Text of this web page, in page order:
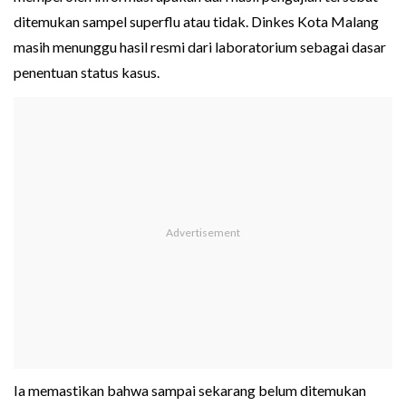
ditemukan sampel superflu atau tidak. Dinkes Kota Malang
masih menunggu hasil resmi dari laboratorium sebagai dasar
penentuan status kasus.
Ia memastikan bahwa sampai sekarang belum ditemukan